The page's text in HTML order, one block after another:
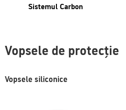
Sistemul Carbon
Vopsele de protecție
Vopsele siliconice